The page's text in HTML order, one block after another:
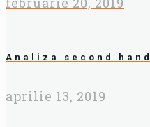
Analiza second
aprilie 13, 2019